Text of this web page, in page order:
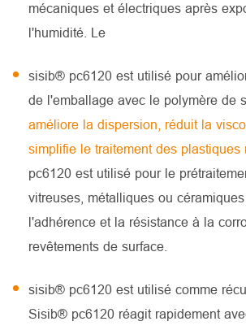
mécaniques et électriques après
l'humidité. Le
sisib® pc6120 est utilisé pour
de l'emballage avec le polymère de
améliore la dispersion, réduit la
simplifie le traitement des
pc6120 est utilisé pour le
vitreuses, métalliques ou
l'adhérence et la résistance à la
revêtements de surface.
sisib® pc6120 est utilisé comme
Sisib® pc6120 réagit rapidement